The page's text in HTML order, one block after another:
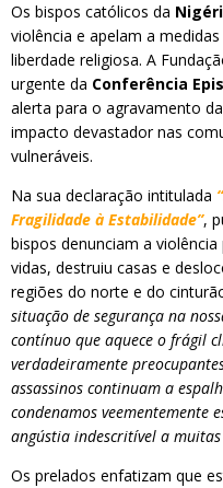
Os bispos católicos da
violência e apelam a
liberdade religiosa. A
urgente da Conferência
alerta para o agravamento
impacto devastador nas
vulneráveis.
Na sua declaração intitulada
Fragilidade à Estabilidade”,
bispos denunciam a
vidas, destruiu casas e
regiões do norte e do
situação de segurança na
contínuo que aquece o frágil
verdadeiramente
assassinos continuam a
condenamos veementemente
angústia indescritível a muitas
Os prelados enfatizam que